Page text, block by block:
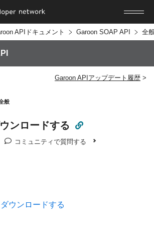
APIドキュメント Garoon SOAP API 全
Garoon APIアップデート履歴
般
ンロードする
コミュニティで質問する
ウンロードする